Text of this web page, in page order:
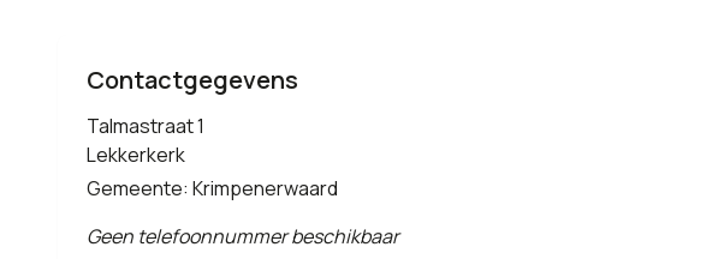
Contactgegevens
Talmastraat 1
Lekkerkerk
Gemeente: Krimpenerwaard
Geen telefoonnummer beschikbaar